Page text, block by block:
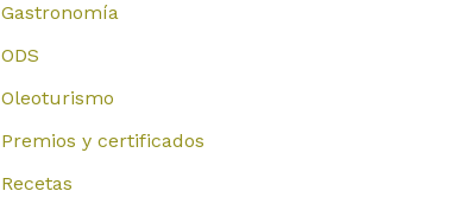
Gastronomía
ODS
Oleoturismo
Premios y certificados
Recetas